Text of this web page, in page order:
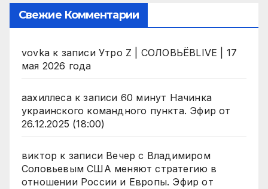
Свежие Комментарии
vovka к записи Утро Z | СОЛОВЬЁВLIVE | 17
мая 2026 года
аахиллесак записи 60 минут Начинка
украинского командного пункта. Эфир от
26.12.2025 (18:00)
виктор к записи Вечер с Владимиром
Соловьевым США меняют стратегию в
отношении России и Европы. Эфир от